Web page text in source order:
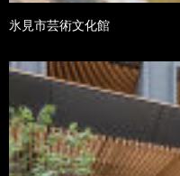
氷見市芸術文化館